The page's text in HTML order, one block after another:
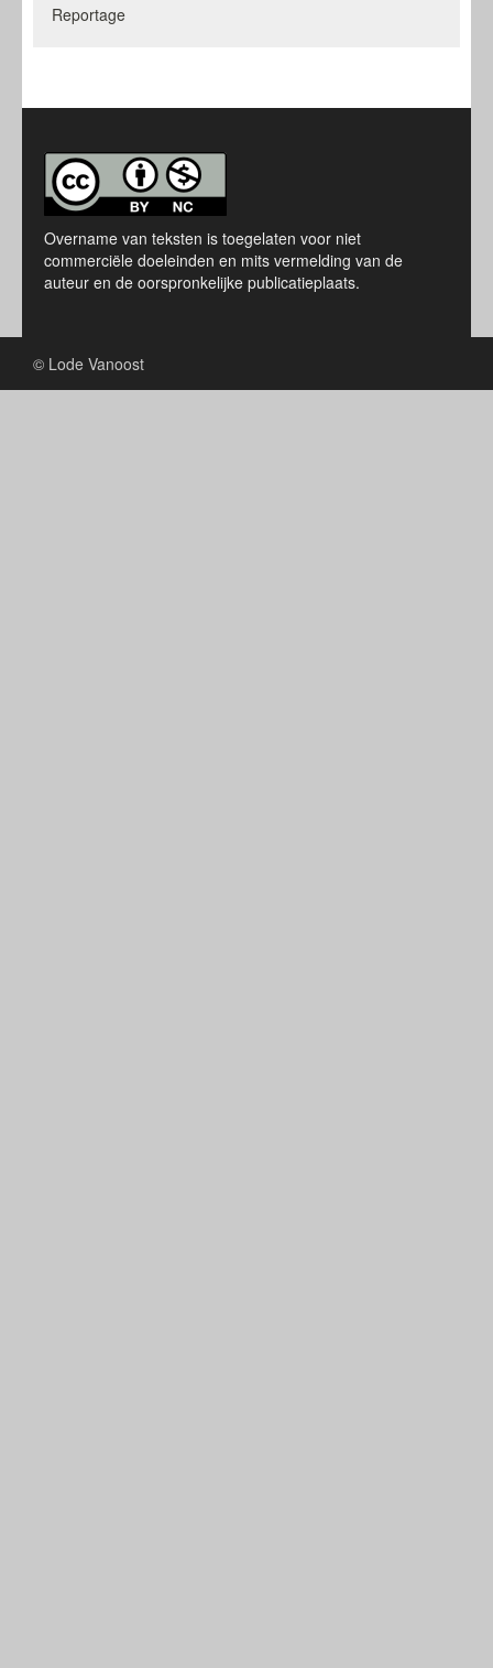
Reportage
Overname van teksten is toegelaten voor niet
commerciële doeleinden en mits vermelding van de
auteur en de oorspronkelijke publicatieplaats.
© Lode Vanoost